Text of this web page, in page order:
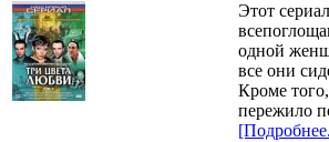
Этот
одной
все они
Кроме
пережило